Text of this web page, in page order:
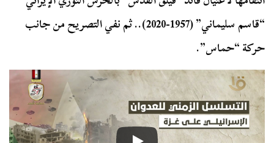
“قاسم سليماني” (1957-2020).. ثم نفي التصريح من جانب
حركة “حماس”.